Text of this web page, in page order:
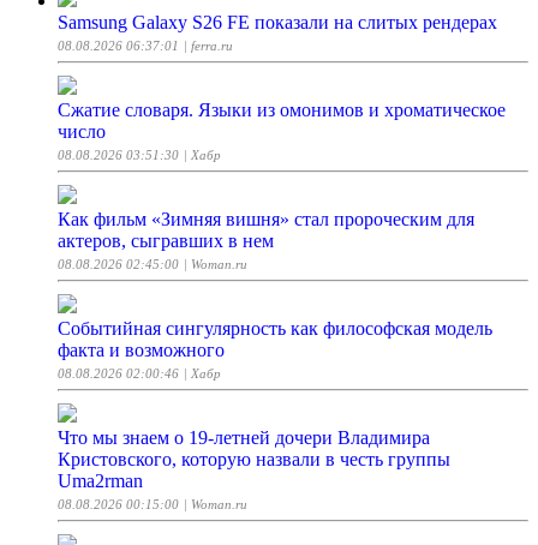
Samsung Galaxy S26 FE показали на слитых рендерах
08.08.2026 06:37:01 | ferra.ru
Сжатие словаря. Языки из омонимов и хроматическое
число
08.08.2026 03:51:30 | Хабр
Как фильм «Зимняя вишня» стал пророческим для
актеров, сыгравших в нем
08.08.2026 02:45:00 | Woman.ru
Событийная сингулярность как философская модель
факта и возможного
08.08.2026 02:00:46 | Хабр
Что мы знаем о 19-летней дочери Владимира
Кристовского, которую назвали в честь группы
Uma2rman
08.08.2026 00:15:00 | Woman.ru